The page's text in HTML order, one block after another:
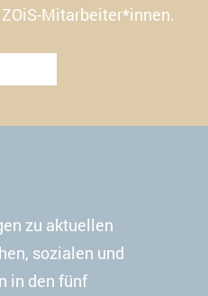
Mitarbeiter*innen.
zu aktuellen
sozialen und
in den fünf